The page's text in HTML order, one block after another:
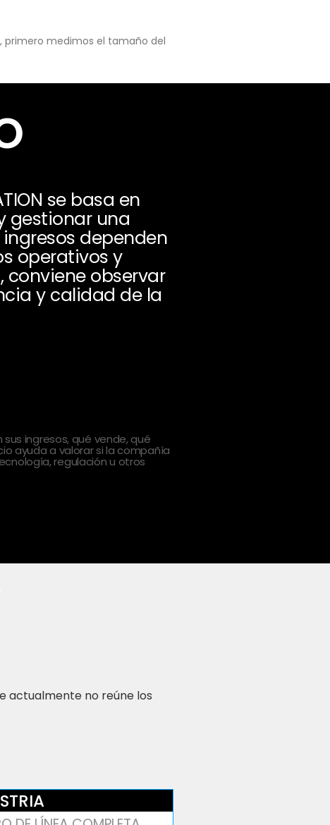
primero medimos el tamaño del
se basa en
gestionar una
dependen
operativos y
conviene observar
y calidad de la
ingresos, qué vende, qué
ayuda a valorar si la compañía
regulación u otros
actualmente no reúne los